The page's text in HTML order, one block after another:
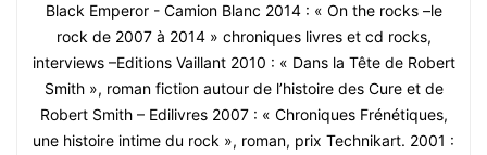
Black Emperor - Camion Blanc 2014 : « On the rocks –le
rock de 2007 à 2014 » chroniques livres et cd rocks,
interviews –Editions Vaillant 2010 : « Dans la Tête de Robert
Smith », roman fiction autour de l’histoire des Cure et de
Robert Smith – Edilivres 2007 : « Chroniques Frénétiques,
une histoire intime du rock », roman, prix Technikart. 2001 :